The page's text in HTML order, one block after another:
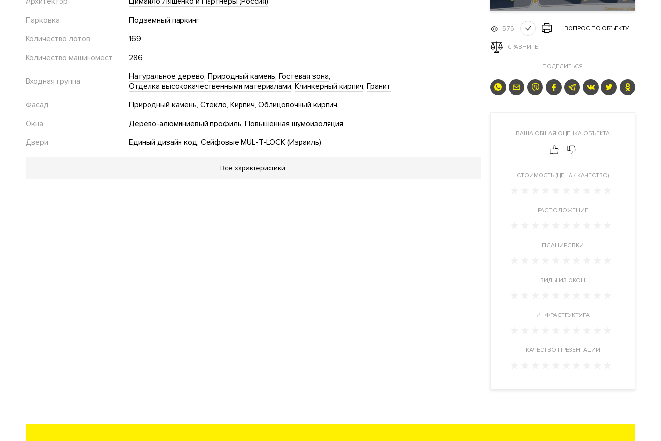
Парковка
Подземный паркинг
Количество лотов
169
Количество машиномест
286
Входная группа Натуральное дерево Природный камень Гостевая зона
Отделка высококачественными материалами Клинкерный кирпич Гранит
Фасад
Природный камень Стекло Кирпич Облицовочный кирпич
Окна
Дерево-алюминиевый профиль Повышенная шумоизоляция
Двери
Единый дизайн код Сейфовые MUL-T-LOCK (Израиль)
Система охранно-пожарной сигнализации
Все характеристики
576 ВОПРОС ПО ОБЪЕКТУ
СРАВНИТЬ
ПОДЕЛИТЬСЯ
ВАША ОБЩАЯ ОЦЕНКА ОБЪЕКТА
CТОИМОСТЬ (ЦЕНА / КАЧЕСТВО)
РАСПОЛОЖЕНИЕ
ПЛАНИРОВКИ
ВИДЫ ИЗ ОКОН
ИНФРАСТРУКТУРА
КАЧЕСТВО ПРЕЗЕНТАЦИИ